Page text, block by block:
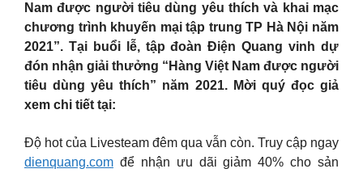
Nam được người tiêu dùng yêu thích và khai mạc
chương trình khuyến mại tập trung TP Hà Nội năm
2021”. Tại buổi lễ, tập đoàn Điện Quang vinh dự
đón nhận giải thưởng “Hàng Việt Nam được người
tiêu dùng yêu thích” năm 2021. Mời quý đọc giả
xem chi tiết tại:
Độ hot của Livesteam đêm qua vẫn còn. Truy cập ngay
dienquang.com để nhận ưu dãi giảm 40% cho sản